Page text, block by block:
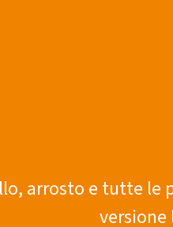
arrosto e tutte le
versione